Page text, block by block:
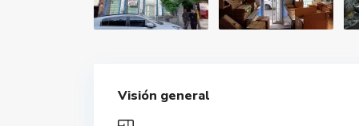
Visión general